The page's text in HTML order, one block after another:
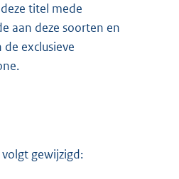
titel mede
aan deze soorten en
exclusieve
gewijzigd: